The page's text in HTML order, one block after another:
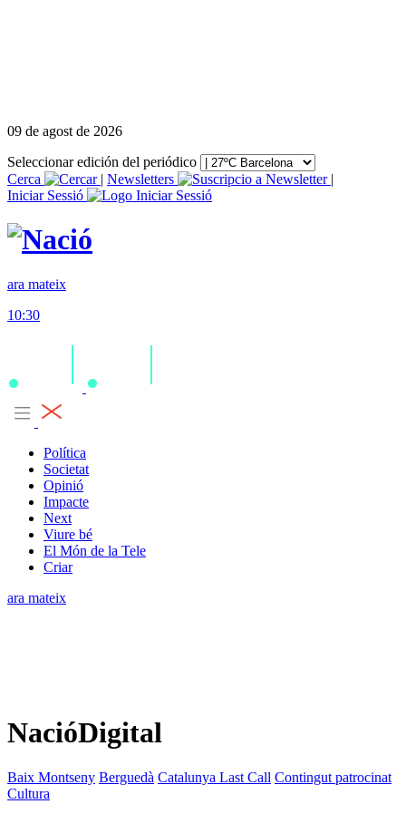
09 de agost de 2026
Seleccionar edición del periódico
Cerca
| Newsletters
|
Iniciar Sessió
ara mateix
10:30
Política
Societat
Opinió
Impacte
Next
Viure bé
El Món de la Tele
Criar
ara mateix
NacióDigital
Baix Montseny Berguedà Catalunya Last Call Contingut patrocinat
Cultura